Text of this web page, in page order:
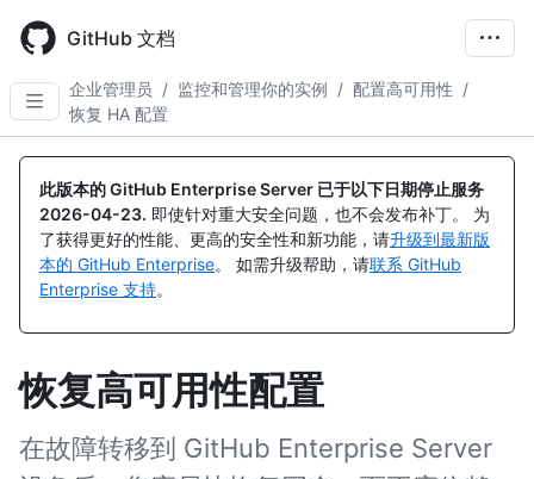
main
content
GitHub 文档
企业管理员 / 监控和管理你的实例 / 配置高可用性 /
恢复 HA 配置
此版本的 GitHub Enterprise Server 已于以下日期停止服务
2026-04-23. 即使针对重大安全问题，也不会发布补丁。 为
了获得更好的性能、更高的安全性和新功能，请升级到最新版
本的 GitHub Enterprise。 如需升级帮助，请联系 GitHub
Enterprise 支持。
恢复高可用性配置
在故障转移到 GitHub Enterprise Server